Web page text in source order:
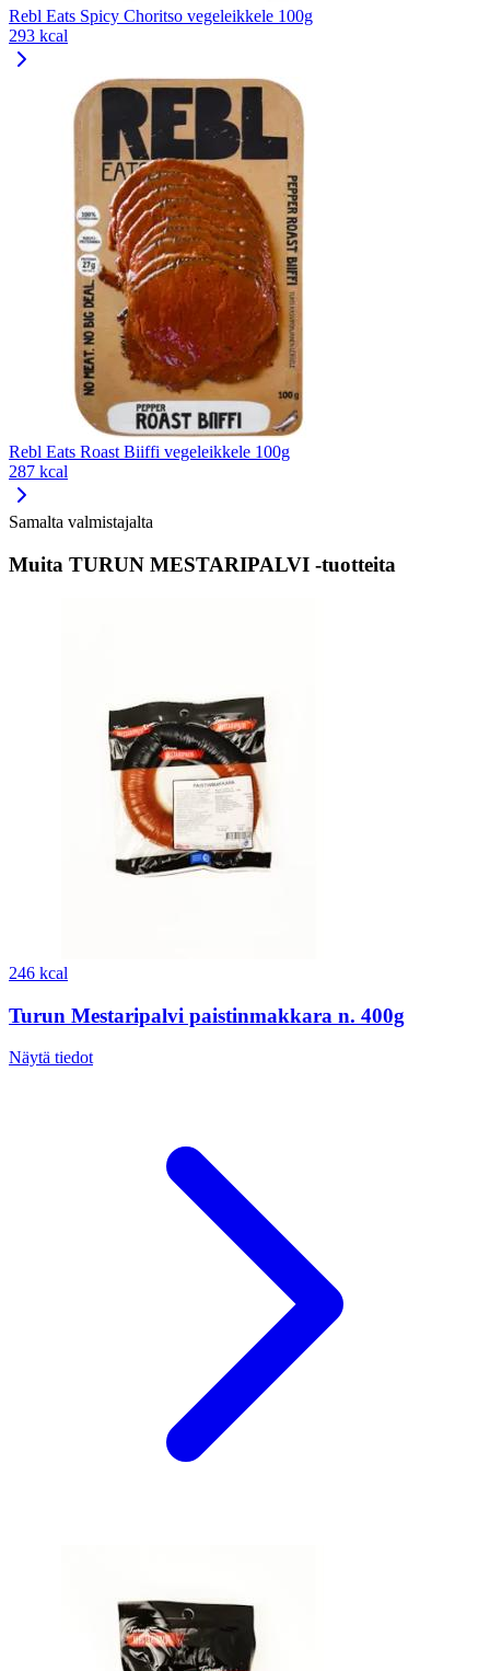
Rebl Eats Spicy Choritso vegeleikkele 100g
293 kcal
Rebl Eats Roast Biiffi vegeleikkele 100g
287 kcal
Samalta valmistajalta
Muita TURUN MESTARIPALVI -tuotteita
246 kcal
Turun Mestaripalvi paistinmakkara n. 400g
Näytä tiedot